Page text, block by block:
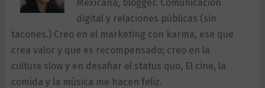
Méxicana, blogger. Comunicación
digital y relaciones públicas (sin
tacones.) Creo en el marketing con karma, ese que
crea valor y que es recompensado; creo en la
cultura slow y en desafiar el status quo, El cine, la
comida y la música me hacen feliz.